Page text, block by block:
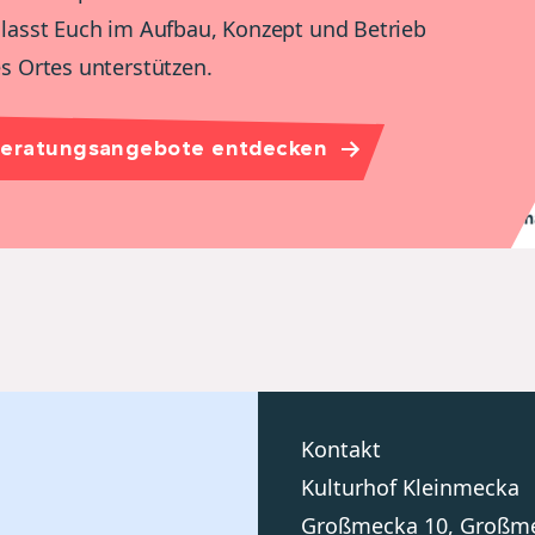
Euch im Aufbau, Konzept und Betrieb
Ortes unterstützen.
entdecken
Kontakt
Kulturhof Kleinmecka
Großmecka 10,